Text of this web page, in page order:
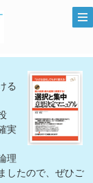
る
実
理
したので、ぜひご